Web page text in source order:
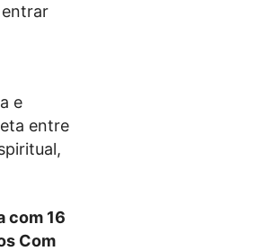
e
entre
com 16
Com